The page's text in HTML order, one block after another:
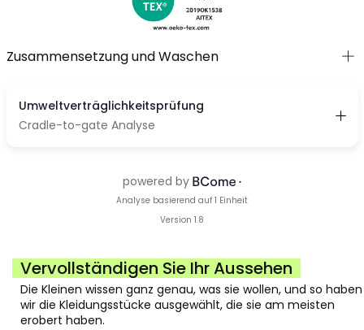
Zusammensetzung und Waschen
Vervollständigen Sie Ihr Aussehen
Die Kleinen wissen ganz genau, was sie wollen, und so haben
wir die Kleidungsstücke ausgewählt, die sie am meisten
erobert haben.